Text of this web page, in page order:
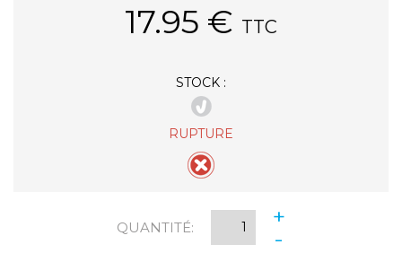
17.95 € TTC
STOCK :
RUPTURE
QUANTITÉ:
+
-